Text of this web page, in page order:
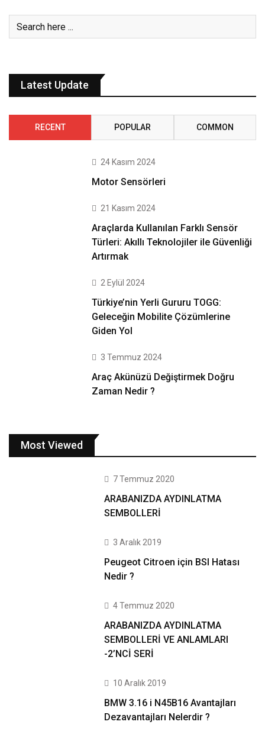
Latest Update
RECENT POPULAR COMMON
24 Kasım 2024
Motor Sensörleri
21 Kasım 2024
Araçlarda Kullanılan Farklı Sensör
Türleri: Akıllı Teknolojiler ile Güvenliği
Artırmak
2 Eylül 2024
Türkiye’nin Yerli Gururu TOGG:
Geleceğin Mobilite Çözümlerine
Giden Yol
3 Temmuz 2024
Araç Akünüzü Değiştirmek Doğru
Zaman Nedir ?
Most Viewed
7 Temmuz 2020
ARABANIZDA AYDINLATMA
SEMBOLLERİ
3 Aralık 2019
Peugeot Citroen için BSI Hatası
Nedir ?
4 Temmuz 2020
ARABANIZDA AYDINLATMA
SEMBOLLERİ VE ANLAMLARI
-2’NCİ SERİ
10 Aralık 2019
BMW 3.16 i N45B16 Avantajları
Dezavantajları Nelerdir ?